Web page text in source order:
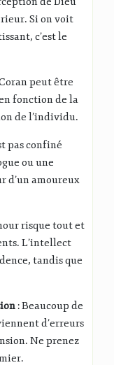
Si on voit
c’est le
peut être
fonction de la
de l’individu.
pas confiné
ou une
d’un amoureux
risque tout et
L’intellect
tandis que
: Beaucoup de
d’erreurs
Ne prenez